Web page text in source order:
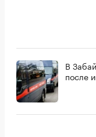
В
после